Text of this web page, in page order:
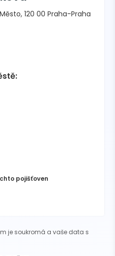
120 00 Praha-Praha
pojišťoven
je soukromá a vaše data s